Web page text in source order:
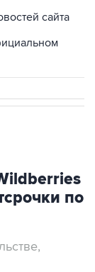
сайта
по